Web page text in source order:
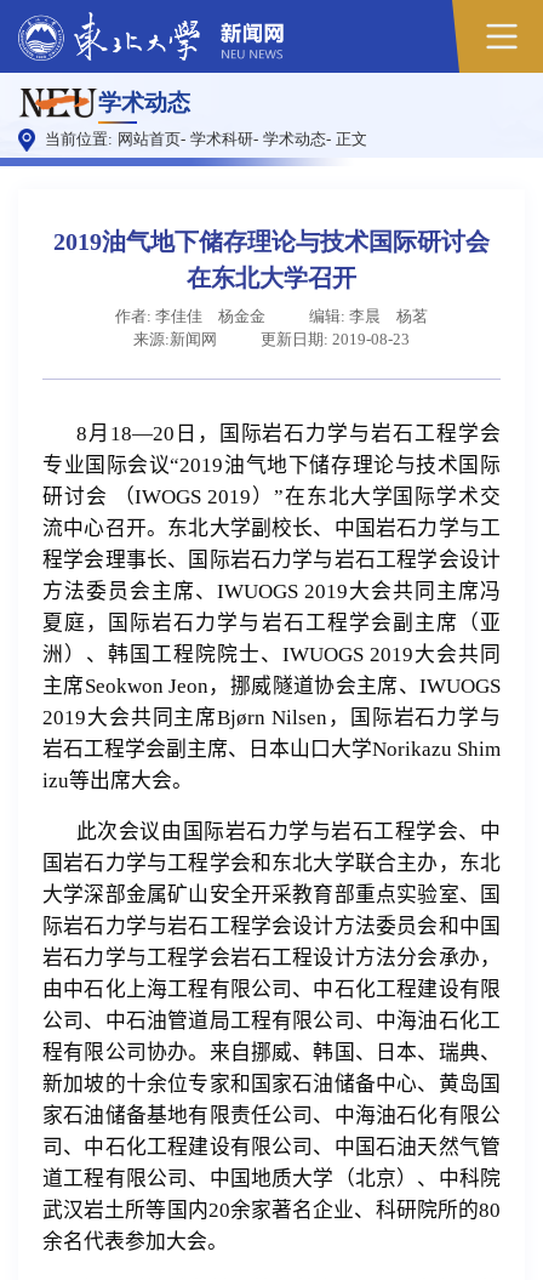
学术动态
当前位置: 网站首页- 学术科研- 学术动态- 正文
2019油气地下储存理论与技术国际研讨会
在东北大学召开
作者: 李佳佳 杨金金
编辑: 李晨 杨茗
来源:新闻网
更新日期: 2019-08-23
8月 18—20 日，国际岩石力学与岩石工程学会
专业国际会议“2019油气地下储存理论与技术国际
研讨会 （IWOGS 2019）”在东北大学国际学术交
流中心召开。东北大学副校长、中国岩石力学与工
程学会理事长、国际岩石力学与岩石工程学会设计
方法委员会主席、 IWUOGS 2019大会共同主席冯
夏庭，国际岩石力学与岩石工程学会副主席（亚
洲）、韩国工程院院士、 IWUOGS 2019大会共同
主席Seokwon Jeon，挪威隧道协会主席、IWUOGS
2019大会共同主席Bjørn Nilsen ，国际岩石力学与
岩石工程学会副主席、日本山口大学Norikazu Shim
izu等出席大会。
此次会议由国际岩石力学与岩石工程学会、中
国岩石力学与工程学会和东北大学联合主办，东北
大学深部金属矿山安全开采教育部重点实验室、国
际岩石力学与岩石工程学会设计方法委员会和中国
岩石力学与工程学会岩石工程设计方法分会承办，
由中石化上海工程有限公司、中石化工程建设有限
公司、中石油管道局工程有限公司、中海油石化工
程有限公司协办。来自挪威、韩国、日本、瑞典、
新加坡的十余位专家和国家石油储备中心、黄岛国
家石油储备基地有限责任公司、中海油石化有限公
司、中石化工程建设有限公司、中国石油天然气管
道工程有限公司、中国地质大学（北京）、中科院
武汉岩土所等国内20余家著名企业、科研院所的80
余名代表参加大会。